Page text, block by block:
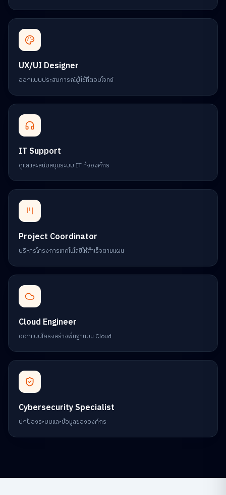
UX/UI Designer
ออกแบบประสบการณ์ผู้ใช้ที่ตอบโจทย์
IT Support
ดูแลและสนับสนุนระบบ IT ทั้งองค์กร
Project Coordinator
บริหารโครงการเทคโนโลยีให้สำเร็จตามแผน
Cloud Engineer
ออกแบบโครงสร้างพื้นฐานบน Cloud
Cybersecurity Specialist
ปกป้องระบบและข้อมูลขององค์กร